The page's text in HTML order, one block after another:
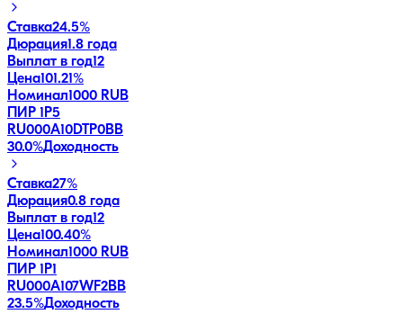
Ставка24.5%
Дюрация1.8 года
Выплат в год12
Цена101.21%
Номинал1000 RUB
ПИР 1P5
RU000A10DTP0BB
30.0%Доходность
Ставка27%
Дюрация0.8 года
Выплат в год12
Цена100.40%
Номинал1000 RUB
ПИР 1P1
RU000A107WF2BB
23.5%Доходность